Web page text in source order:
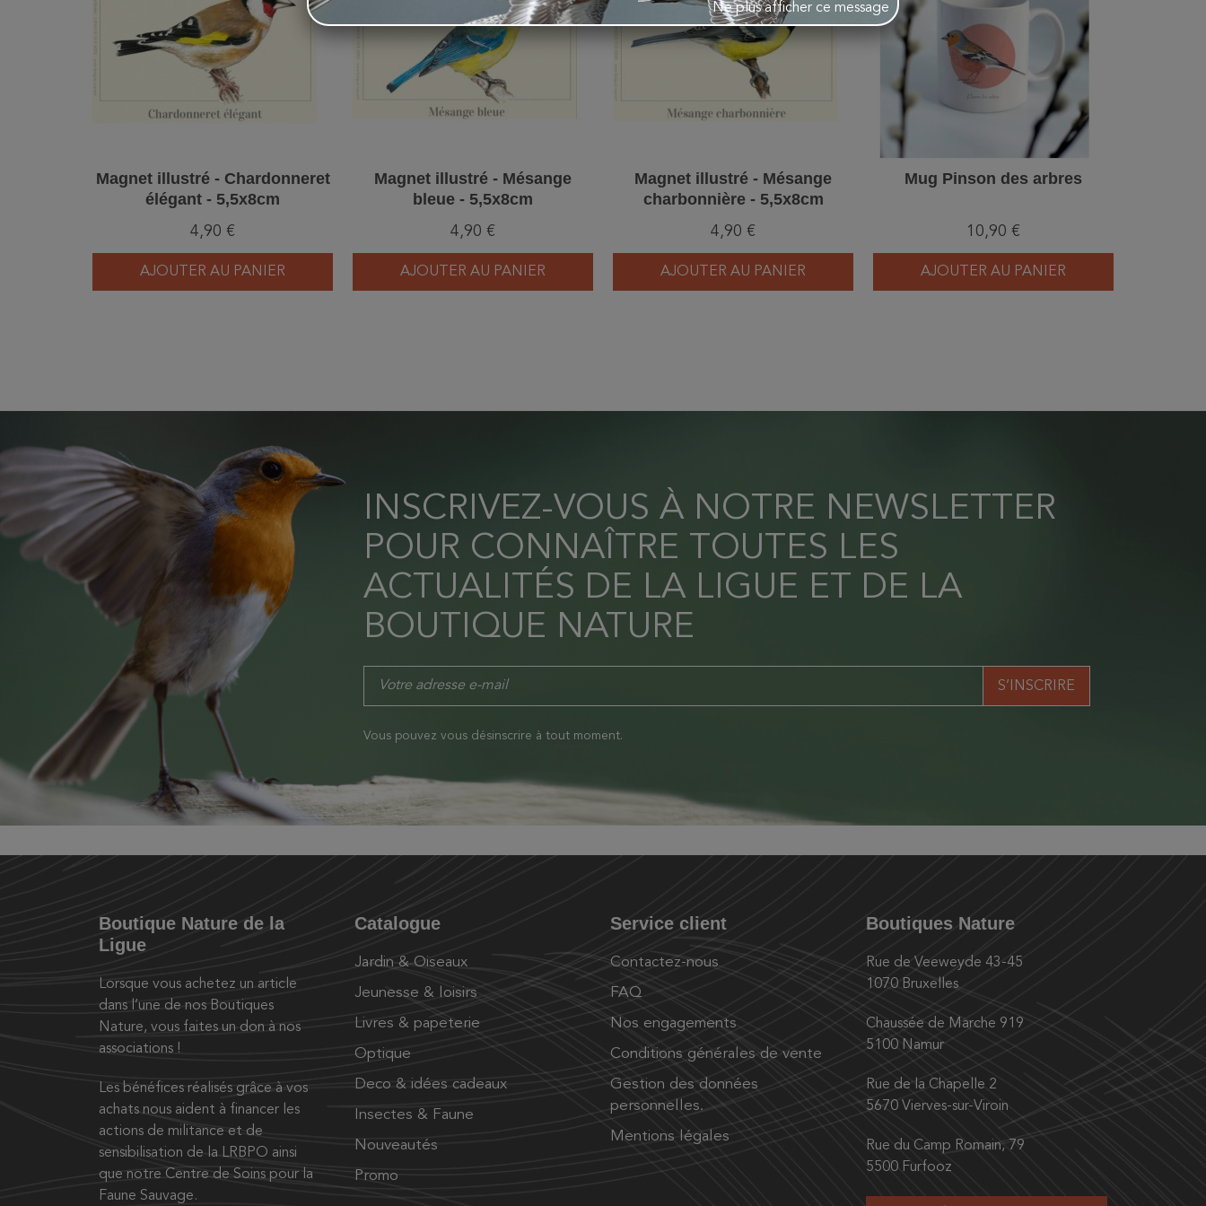
Magnet illustré - Chardonneret
élégant - 5,5x8cm
4,90 €
AJOUTER AU PANIER
Magnet illustré - Mésange
bleue - 5,5x8cm
4,90 €
AJOUTER AU PANIER
Magnet illustré - Mésange
charbonnière - 5,5x8cm
4,90 €
AJOUTER AU PANIER
Mug Pinson des arbres
10,90 €
AJOUTER AU PANIER
INSCRIVEZ-VOUS À NOTRE NEWSLETTER
POUR CONNAÎTRE TOUTES LES
ACTUALITÉS DE LA LIGUE ET DE LA
BOUTIQUE NATURE
Vous pouvez vous désinscrire à tout moment.
Boutique Nature de la
Ligue
Lorsque vous achetez un article
dans l’une de nos Boutiques
Nature, vous faites un don à nos
associations !
Les bénéfices réalisés grâce à vos
achats nous aident à financer les
actions de militance et de
sensibilisation de la LRBPO ainsi
que notre Centre de Soins pour la
Faune Sauvage.
Catalogue
Jardin & Oiseaux
Jeunesse & loisirs
Livres & papeterie
Optique
Deco & idées cadeaux
Insectes & Faune
Nouveautés
Promo
Service client
Contactez-nous
FAQ
Nos engagements
Conditions générales de vente
Gestion des données
personnelles.
Mentions légales
Boutiques Nature
Rue de Veeweyde 43-45
1070 Bruxelles
Chaussée de Marche 919
5100 Namur
Rue de la Chapelle 2
5670 Vierves-sur-Viroin
Rue du Camp Romain, 79
5500 Furfooz
Ne plus afficher ce message